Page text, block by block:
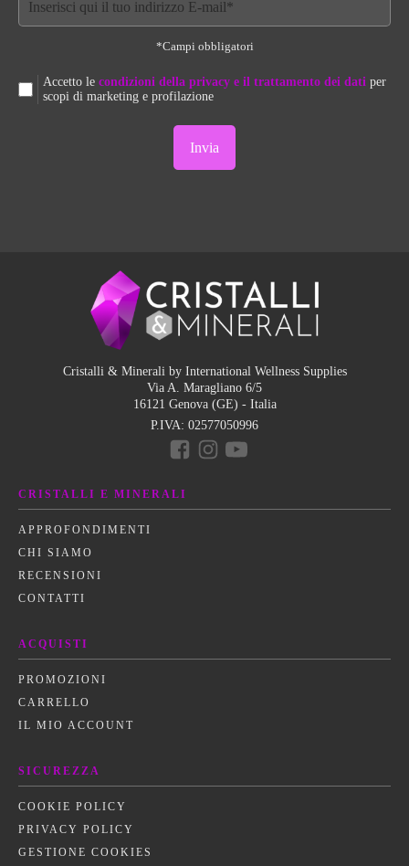
*Campi obbligatori
Accetto le condizioni della privacy e il trattamento dei dati per
scopi di marketing e profilazione
Cristalli & Minerali by International Wellness Supplies
Via A. Maragliano 6/5
16121 Genova (GE) - Italia
P.IVA: 02577050996
CRISTALLI E MINERALI
APPROFONDIMENTI
CHI SIAMO
RECENSIONI
CONTATTI
ACQUISTI
PROMOZIONI
CARRELLO
IL MIO ACCOUNT
SICUREZZA
COOKIE POLICY
PRIVACY POLICY
GESTIONE COOKIES